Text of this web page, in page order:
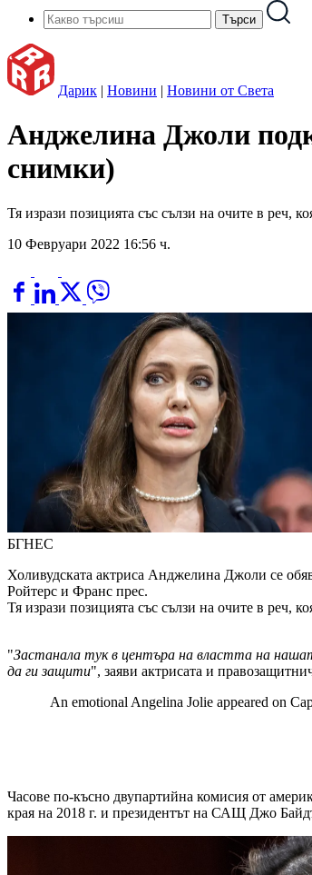
Дарик | Новини | Новини от Света
Анджелина Джоли
снимки)
Тя изрази позицията със сълзи на очите в реч,
10 Февруари 2022 16:56 ч.
БГНЕС
Холивудската актриса Анджелина Джоли се
Ройтерс и Франс прес.
Тя изрази позицията със сълзи на очите в реч,
"Застанала тук в центъра на властта на
да ги защити", заяви актрисата и
An emotional Angelina Jolie appeared on
Часове по-късно двупартийна комисия от
края на 2018 г. и президентът на САЩ Джо